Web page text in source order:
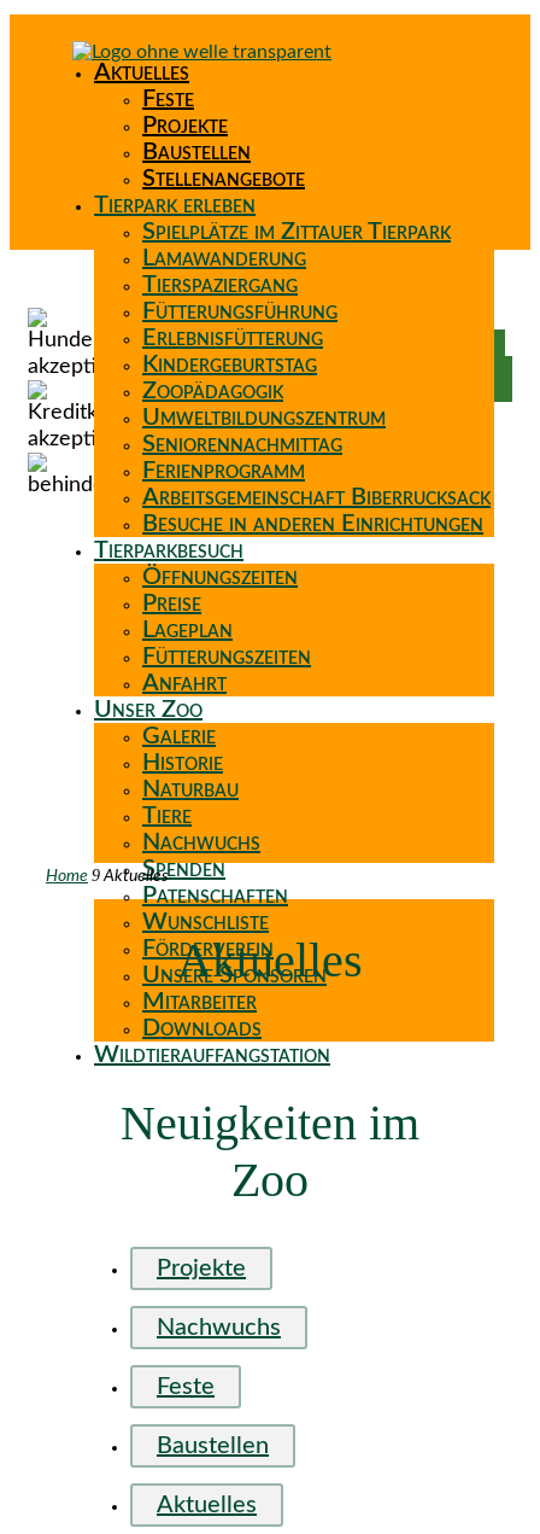
Aktuelles
Feste
Projekte
Baustellen
Stellenangebote
Tierpark erleben
Spielplätze im Zittauer Tierpark
Lamawanderung
Tierspaziergang
Fütterungsführung
Erlebnisfütterung
Kindergeburtstag
Zoopädagogik
Umweltbildungszentrum
Seniorennachmittag
Ferienprogramm
Arbeitsgemeinschaft Biberrucksack
Besuche in anderen Einrichtungen
Tierparkbesuch
Öffnungszeiten
Preise
Lageplan
Fütterungszeiten
Anfahrt
Unser Zoo
Galerie
Historie
Naturbau
Tiere
Nachwuchs
Spenden
Patenschaften
Wunschliste
Förderverein
Unsere Sponsoren
Mitarbeiter
Downloads
Wildtierauffangstation
Home 9 Aktuelles
Aktuelles
Neuigkeiten im
Zoo
Projekte
Nachwuchs
Feste
Baustellen
Aktuelles